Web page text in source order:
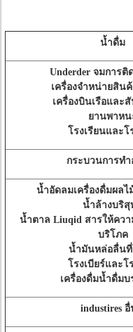
น้ำดื่ม
Underder จมการติ
เครื่องจำหน่ายสิน
เครื่องบินเรือและ
ยานพาหน
โรงเรียนและโ
กระบวนการทำ
น้ำอัดลมเครื่องดื่มผล
น้ำล้างบริสุ
น้ำตาล Liuqid สารให้คว
บริโภค
น้ำมันหล่อลื่น
โรงเบียร์และโ
เครื่องดื่มน้ำดื่มบ
industires อื่